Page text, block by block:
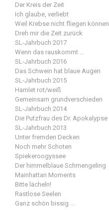
Der Kreis der Zeit
Ich glaube, verliebt
Weil Krebse nicht fliegen können
Dreh mir die Zeit zurück
SL-Jahrbuch 2017
Wenn das rauskommt ...
SL-Jahrbuch 2016
Das Schwein hat blaue Augen
SL-Jahrbuch 2015
Hamlet rot/weiß
Gemeinsam grundverschieden
SL-Jahrbuch 2014
Die Putzfrau des Dr. Apokalypse
SL-Jahrbuch 2013
Unter fremden Decken
Noch mehr Schoten
Spiekeroogyssee
Der himmelblaue Schmengeling
Mainhattan Moments
Bitte lächeln!
Rastlose Seelen
Ganz schön bissig ...